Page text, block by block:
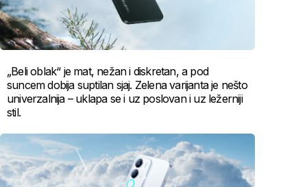
„Beli oblak“ je mat, nežan i diskretan, a pod
suncem dobija suptilan sjaj. Zelena varijanta je nešto
univerzalnija – uklapa se i uz poslovan i uz ležerniji
stil.